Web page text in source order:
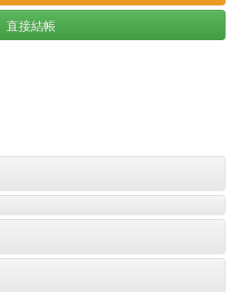
直接結帳